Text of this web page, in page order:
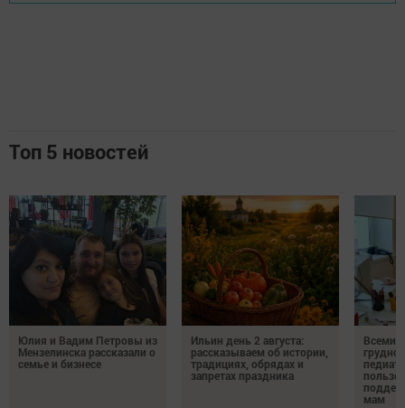
Топ 5 новостей
Юлия и Вадим Петровы из
Мензелинска рассказали о
семье и бизнесе
Ильин день 2 августа:
рассказываем об истории,
традициях, обрядах и
запретах праздника
пользе
мам